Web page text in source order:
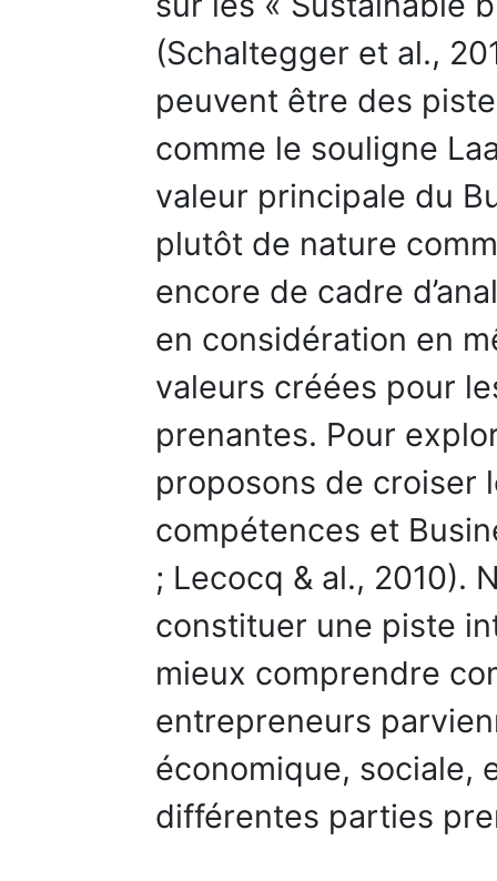
(Schaltegger et al.,
peuvent être des
comme le souligne
valeur principale du
plutôt de nature
encore de cadre
en considération en
valeurs créées pour
prenantes. Pour
proposons de croiser
compétences et
; Lecocq & al., 2010).
constituer une piste
mieux comprendre
entrepreneurs
économique, sociale,
différentes parties